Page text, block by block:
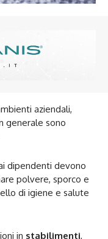
aziendali,
generale sono
dipendenti devono
polvere, sporco e
di igiene e salute
in stabilimenti,